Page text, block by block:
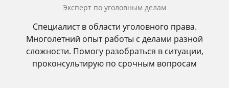
Эксперт по уголовным делам
Специалист в области уголовного права.
Многолетний опыт работы с делами разной
сложности. Помогу разобраться в ситуации,
проконсультирую по срочным вопросам